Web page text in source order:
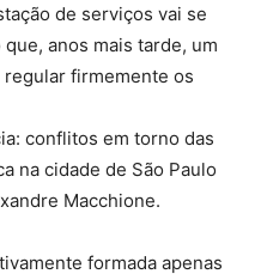
de serviços vai se
anos mais tarde, um
firmemente os
conflitos em torno das
na cidade de São Paulo
Macchione.
formada apenas